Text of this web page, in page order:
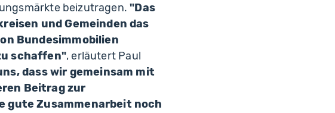
beizutragen."Das
und Gemeinden das
Bundesimmobilien
schaffen", erläutert Paul
dass wir gemeinsam mit
Beitrag zur
gute Zusammenarbeit noch